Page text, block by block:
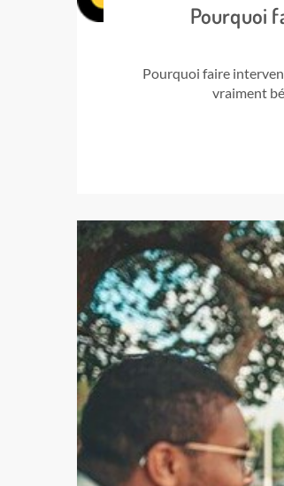
Pourquoi
Pourquoi faire
vraiment